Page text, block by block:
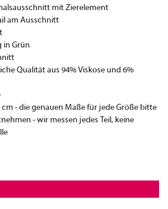
mit Zierelement
am Ausschnitt
in Grün
Qualität aus 94% Viskose und 6%
cm - die genauen Maße für jede Größe bitte
- wir messen jedes Teil, keine